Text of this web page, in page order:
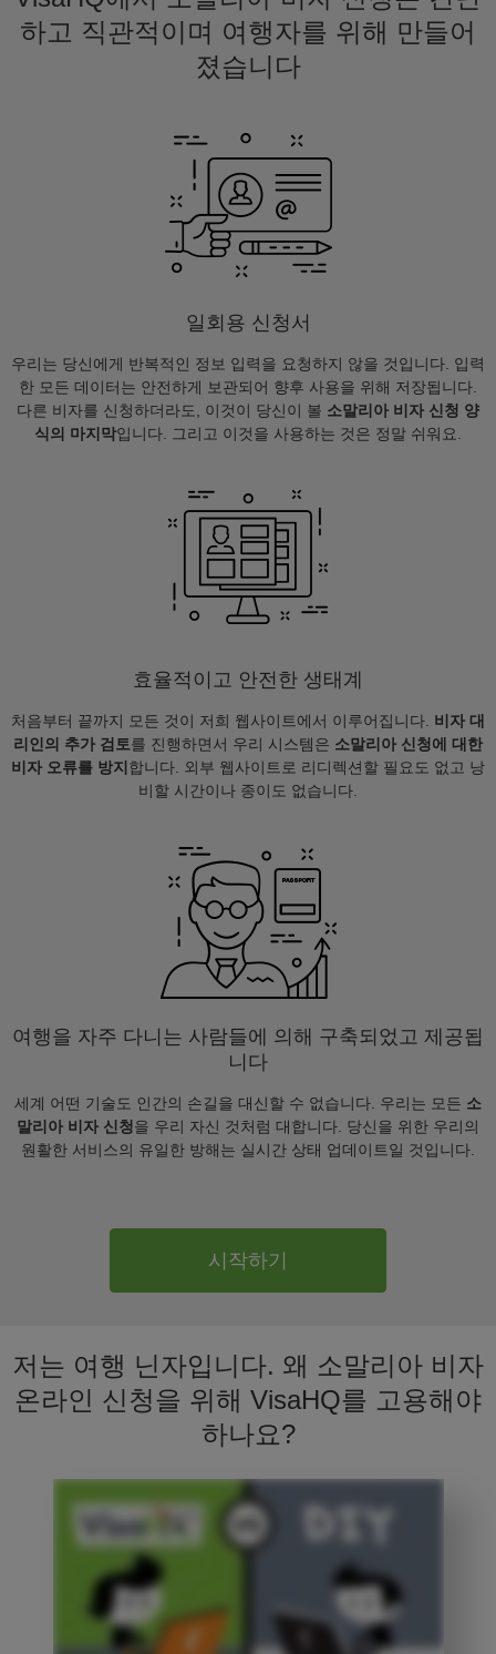
하고 직관적이며 여행자를 위해 만들어
졌습니다
일회용 신청서
우리는 당신에게 반복적인 정보 입력을 요청하지 않을 것입니다. 입력
한 모든 데이터는 안전하게 보관되어 향후 사용을 위해 저장됩니다.
다른 비자를 신청하더라도, 이것이 당신이 볼 소말리아 비자 신청 양
식의 마지막입니다. 그리고 이것을 사용하는 것은 정말 쉬워요.
효율적이고 안전한 생태계
처음부터 끝까지 모든 것이 저희 웹사이트에서 이루어집니다. 비자 대
리인의 추가 검토를 진행하면서 우리 시스템은 소말리아 신청에 대한
비자 오류를 방지 합니다. 외부 웹사이트로 리디렉션할 필요도 없고 낭
비할 시간이나 종이도 없습니다.
여행을 자주 다니는 사람들에 의해 구축되었고 제공됩
니다
세계 어떤 기술도 인간의 손길을 대신할 수 없습니다. 우리는 모든 소
말리아 비자 신청을 우리 자신 것처럼 대합니다. 당신을 위한 우리의
원활한 서비스의 유일한 방해는 실시간 상태 업데이트일 것입니다.
시작하기
저는 여행 닌자입니다. 왜 소말리아 비자
온라인 신청을 위해 VisaHQ를 고용해야
하나요?